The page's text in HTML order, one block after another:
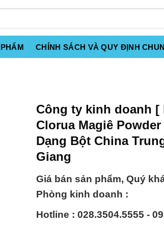
CHÍNH SÁCH VÀ QUY ĐỊNH
Công ty kinh doanh [
Clorua Magiê
Dạng Bột China
Giang
Giá bán sản phẩm, Quý
Phòng kinh doanh :
Hotline : 028.3504.5555 -